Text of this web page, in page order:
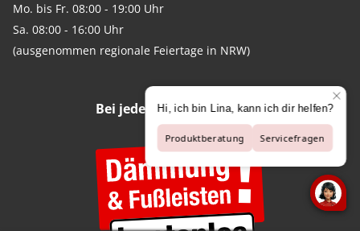
Mo. bis Fr. 08:00 - 19:00 Uhr
Sa. 08:00 - 16:00 Uhr
(ausgenommen regionale Feiertage in NRW)
Bei jedem Hartboden-Kauf